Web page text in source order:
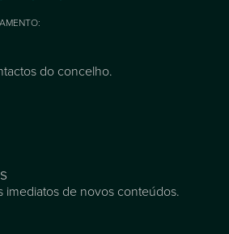
do concelho.
imediatos de novos conteúdos.